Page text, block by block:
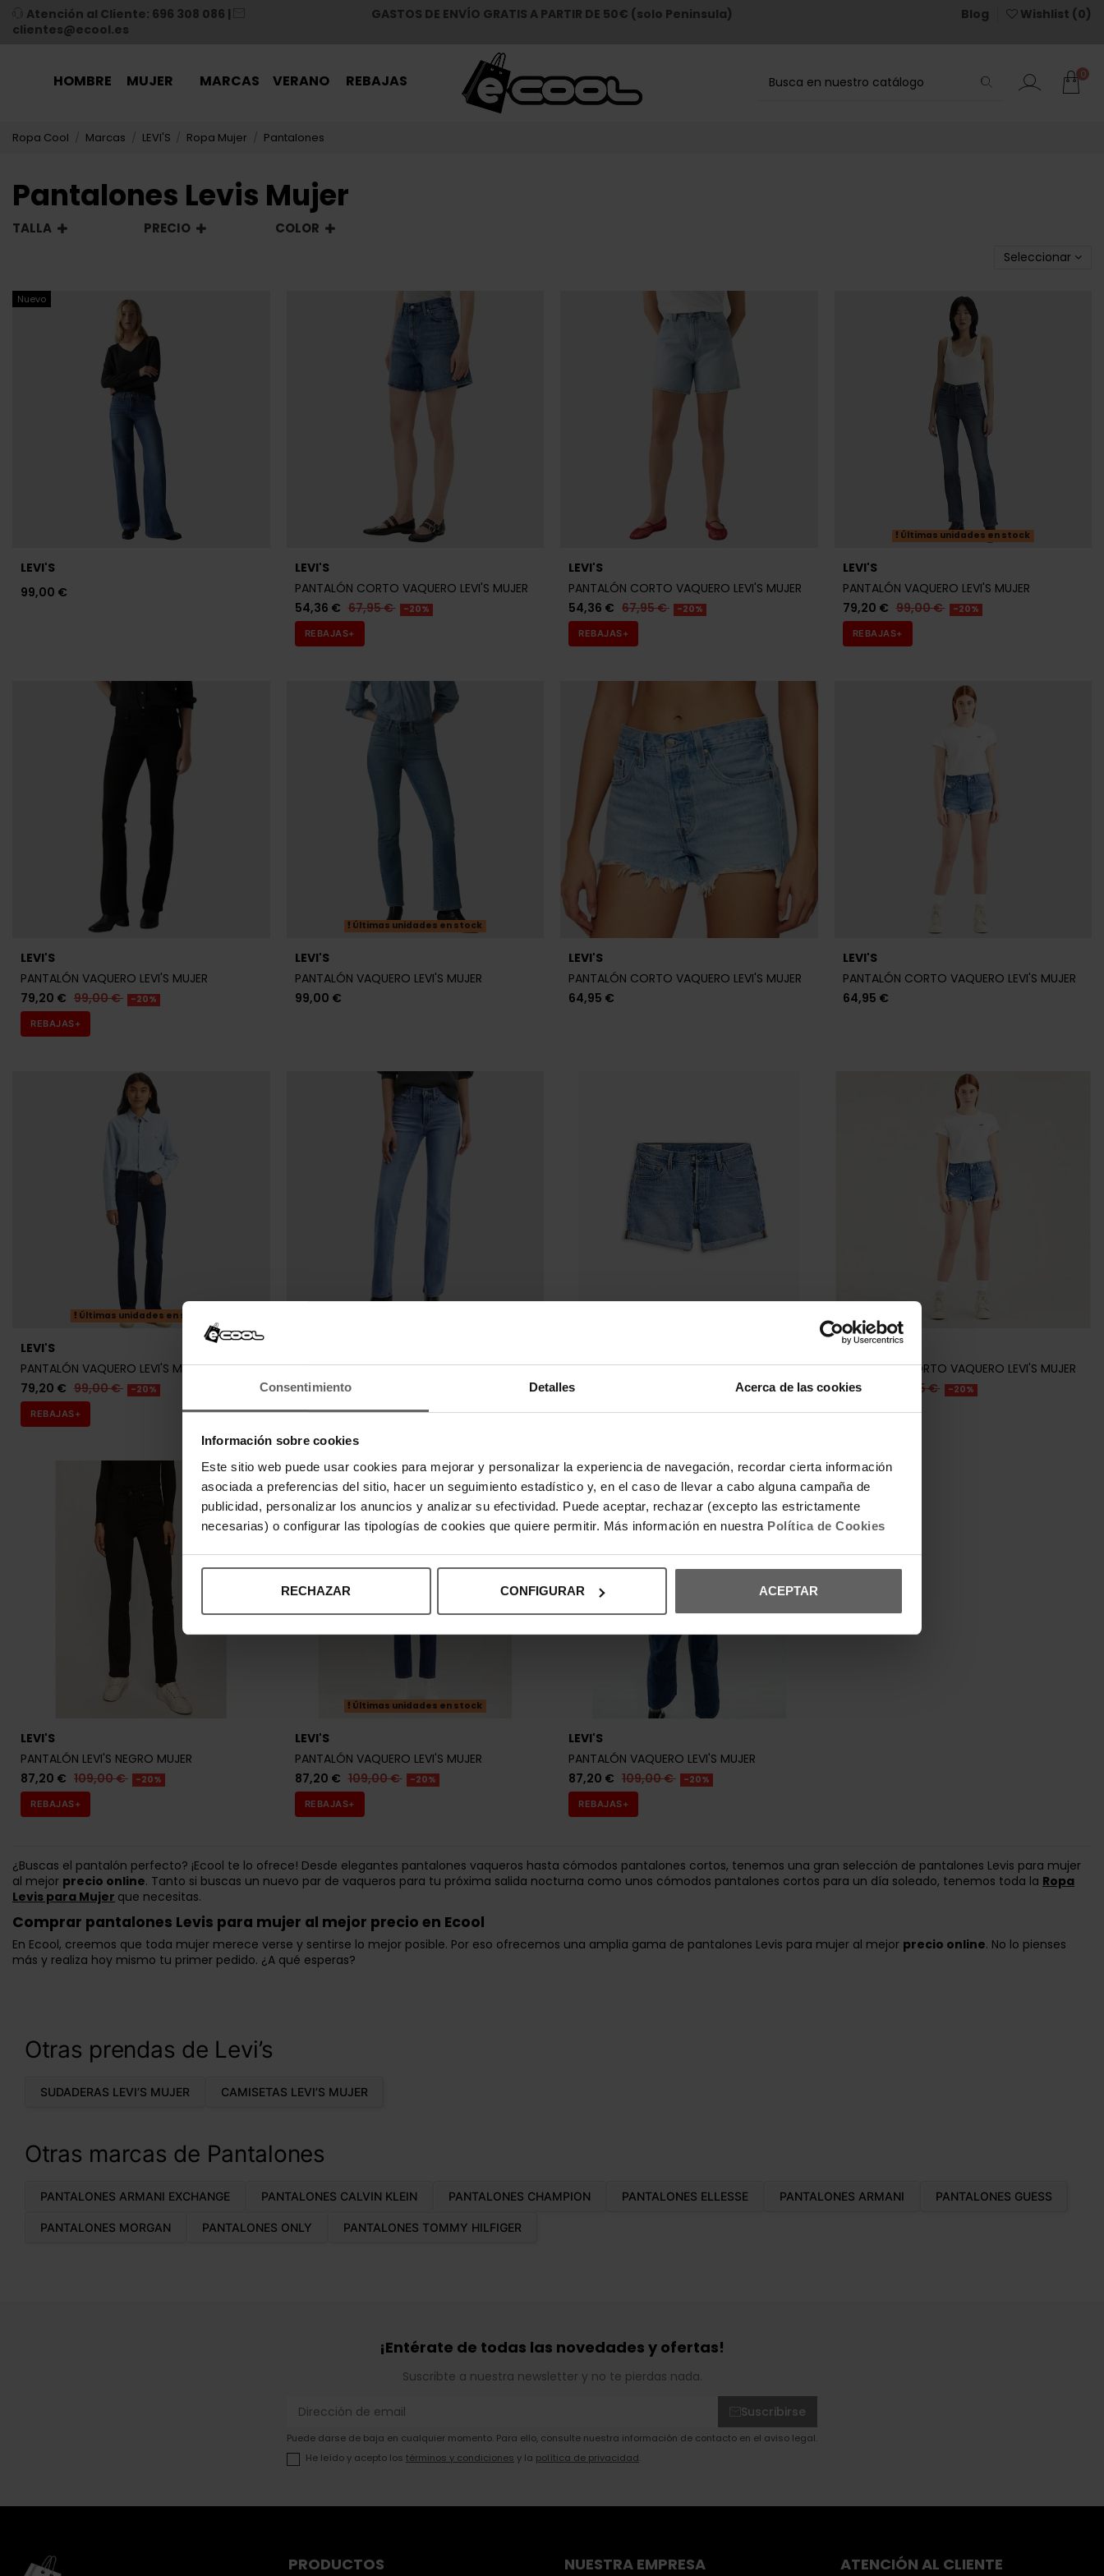
Consentimiento Detalles Acerca de las cookies
Información sobre cookies
Este sitio web puede usar cookies para mejorar y personalizar la experiencia de navegación, recordar cierta información
asociada a preferencias del sitio, hacer un seguimiento estadístico y, en el caso de llevar a cabo alguna campaña de
publicidad, personalizar los anuncios y analizar su efectividad. Puede aceptar, rechazar (excepto las estrictamente
necesarias) o configurar las tipologías de cookies que quiere permitir. Más información en nuestra Política de Cookies
RECHAZAR CONFIGURAR ACEPTAR
Atención al Cliente: 696 308 086 |
clientes@ecool.es
GASTOS DE ENVÍO GRATIS A PARTIR DE 50€ (solo Peninsula) Blog Wishlist (0)
HOMBRE MUJER MARCAS VERANO REBAJAS 0
Ropa Cool Marcas LEVI'S Ropa Mujer Pantalones
Pantalones Levis Mujer
TALLA PRECIO COLOR
Seleccionar
Nuevo
LEVI'S
99,00 €
LEVI'S
PANTALÓN CORTO VAQUERO LEVI'S MUJER
54,36 € 67,95 € -20%
REBAJAS+
LEVI'S
PANTALÓN CORTO VAQUERO LEVI'S MUJER
54,36 € 67,95 € -20%
REBAJAS+
Últimas unidades en stock
LEVI'S
PANTALÓN VAQUERO LEVI'S MUJER
79,20 € 99,00 € -20%
REBAJAS+
LEVI'S
PANTALÓN VAQUERO LEVI'S MUJER
79,20 € 99,00 € -20%
REBAJAS+
Últimas unidades en stock
LEVI'S
PANTALÓN VAQUERO LEVI'S MUJER
99,00 €
LEVI'S
PANTALÓN CORTO VAQUERO LEVI'S MUJER
64,95 €
LEVI'S
PANTALÓN CORTO VAQUERO LEVI'S MUJER
64,95 €
Últimas unidades en stock
LEVI'S
PANTALÓN VAQUERO LEVI'S MUJER
79,20 € 99,00 € -20%
REBAJAS+
PANTALÓN VAQUERO LEVI'S MUJER
79,20 € 99,00 €
REBAJAS+
PANTALÓN CORTO VAQUERO LEVI'S MUJER
51,96 €
REBAJAS+
LEVI'S
PANTALÓN CORTO VAQUERO LEVI'S MUJER
51,96 €
64,95 € -20%
REBAJAS+
LEVI'S
PANTALÓN LEVI'S NEGRO MUJER
87,20 € 109,00 € -20%
REBAJAS+
Últimas unidades en stock
LEVI'S
PANTALÓN VAQUERO LEVI'S MUJER
87,20 € 109,00 € -20%
REBAJAS+
LEVI'S
PANTALÓN VAQUERO LEVI'S MUJER
87,20 € 109,00 € -20%
REBAJAS+
¿Buscas el pantalón perfecto? ¡Ecool te lo ofrece! Desde elegantes pantalones vaqueros hasta cómodos pantalones cortos, tenemos una gran selección de pantalones Levis para mujer
al mejor precio online. Tanto si buscas un nuevo par de vaqueros para tu próxima salida nocturna como unos cómodos pantalones cortos para un día soleado, tenemos toda la Ropa
Levis para Mujer que necesitas.
Comprar pantalones Levis para mujer al mejor precio en Ecool
En Ecool, creemos que toda mujer merece verse y sentirse lo mejor posible. Por eso ofrecemos una amplia gama de pantalones Levis para mujer al mejor precio online. No lo pienses
más y realiza hoy mismo tu primer pedido. ¿A qué esperas?
Otras prendas de Levi’s
SUDADERAS LEVI’S MUJER CAMISETAS LEVI’S MUJER
Otras marcas de Pantalones
PANTALONES ARMANI EXCHANGE PANTALONES CALVIN KLEIN PANTALONES CHAMPION PANTALONES ELLESSE PANTALONES ARMANI PANTALONES GUESS
PANTALONES MORGAN PANTALONES ONLY PANTALONES TOMMY HILFIGER
¡Entérate de todas las novedades y ofertas!
Suscribte a nuestra newsletter y no te pierdas nada.
Suscribirse
Puede darse de baja en cualquier momento. Para ello, consulte nuestra información de contacto en el aviso legal.
He leído y acepto los términos y condiciones y la política de privacidad.
PRODUCTOS ATENCIÓN AL CLIENTE
NUESTRA EMPRESA